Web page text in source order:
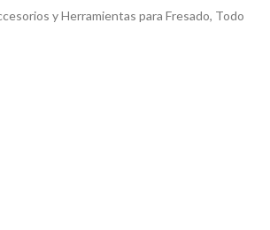
y Herramientas para Fresado, Todo